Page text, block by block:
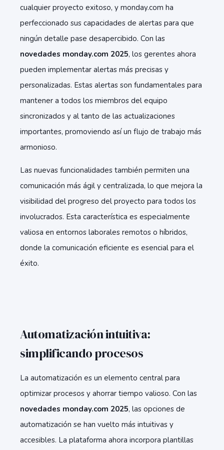
cualquier proyecto exitoso, y monday.com ha
perfeccionado sus capacidades de alertas para que
ningún detalle pase desapercibido. Con las
novedades monday.com 2025, los gerentes ahora
pueden implementar alertas más precisas y
personalizadas. Estas alertas son fundamentales para
mantener a todos los miembros del equipo
sincronizados y al tanto de las actualizaciones
importantes, promoviendo así un flujo de trabajo más
armonioso.
Las nuevas funcionalidades también permiten una
comunicación más ágil y centralizada, lo que mejora la
visibilidad del progreso del proyecto para todos los
involucrados. Esta característica es especialmente
valiosa en entornos laborales remotos o híbridos,
donde la comunicación eficiente es esencial para el
éxito.
Automatización intuitiva:
simplificando procesos
La automatización es un elemento central para
optimizar procesos y ahorrar tiempo valioso. Con las
novedades monday.com 2025, las opciones de
automatización se han vuelto más intuitivas y
accesibles. La plataforma ahora incorpora plantillas